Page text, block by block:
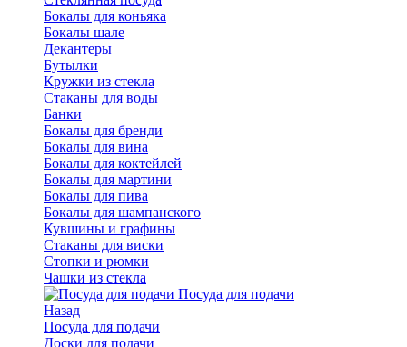
Бокалы для коньяка
Бокалы шале
Декантеры
Бутылки
Кружки из стекла
Стаканы для воды
Банки
Бокалы для бренди
Бокалы для вина
Бокалы для коктейлей
Бокалы для мартини
Бокалы для пива
Бокалы для шампанского
Кувшины и графины
Стаканы для виски
Стопки и рюмки
Чашки из стекла
Посуда для подачи
Назад
Посуда для подачи
Доски для подачи